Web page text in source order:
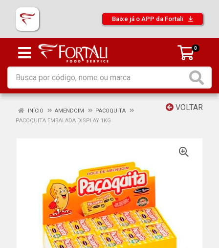
Baixe já o APP da Fortali
0
VOLTAR
INÍCIO AMENDOIM
PACOQUITA
PACOQUITA EMBALADA DISPLAY 1KG